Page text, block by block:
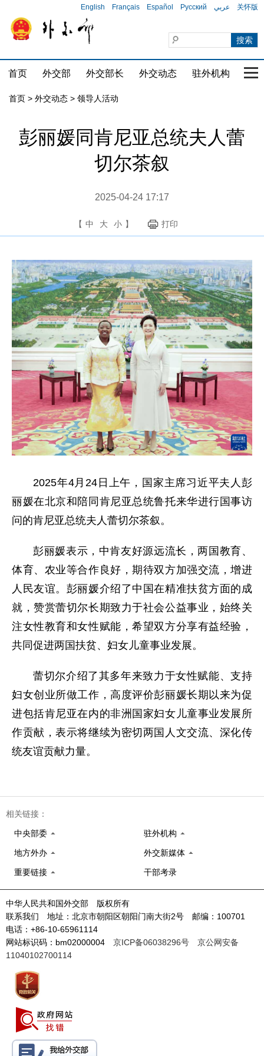
English Français Español Русский عربي 关怀版
首页 外交部 外交部长 外交动态 驻外机构 国
首页 > 外交动态 > 领导人活动
彭丽媛同肯尼亚总统夫人蕾
切尔茶叙
2025-04-24 17:17
【 中 大 小 】 打印
2025年4月24日上午，国家主席习近平夫人彭
丽媛在北京和陪同肯尼亚总统鲁托来华进行国事访
问的肯尼亚总统夫人蕾切尔茶叙。
彭丽媛表示，中肯友好源远流长，两国教育、
体育、农业等合作良好，期待双方加强交流，增进
人民友谊。彭丽媛介绍了中国在精准扶贫方面的成
就，赞赏蕾切尔长期致力于社会公益事业，始终关
注女性教育和女性赋能，希望双方分享有益经验，
共同促进两国扶贫、妇女儿童事业发展。
蕾切尔介绍了其多年来致力于女性赋能、支持
妇女创业所做工作，高度评价彭丽媛长期以来为促
进包括肯尼亚在内的非洲国家妇女儿童事业发展所
作贡献，表示将继续为密切两国人文交流、深化传
统友谊贡献力量。
相关链接：
中央部委 驻外机构
地方外办 外交新媒体
重要链接 干部考录
中华人民共和国外交部 版权所有
联系我们 地址：北京市朝阳区朝阳门南大街2号 邮编：100701
电话：+86-10-65961114
网站标识码：bm02000004 京ICP备06038296号
京公网安备
11040102700114